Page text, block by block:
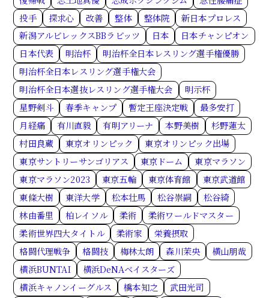
投手
探求心 改善 整体 整体院
新日本プロレス
新潟アルビレックスBBラビッツ
日本
日本チャンピオン
日本代表
明治杯
明治杯全日本レスリング選手権優勝
明治杯全日本レスリング選手権大会
明治杯全日本選抜レスリング選手権大会
明示杯
星野剣斗
春季キャンプ 暫定王座決定戦
最多安打
月経痛
有川直毅 有明アリーナ 本野美樹
杉野蓮太
村田良蔵
東京オリンピック
東京オリンピック出場
東京サントリーサンゴリアス
東京ドーム
東京マラソン
東京マラソン2023
東京五輪 東京体育館
東京武道館
東條大樹
東洋大学 松本壮馬 松谷崇嗣
松谷綺
林由番里
柏レイソル 柔術
柔術ワールドマスター
柔術世界四大タイトル
柔術家
栄養摂取
格闘代理戦争
格闘技 梅林太朗 森川茉央
横山朋哉
横浜BUNTAI
横浜DeNAベイスターズ
横浜キャノンイーグルス
橋本知之
武田光司